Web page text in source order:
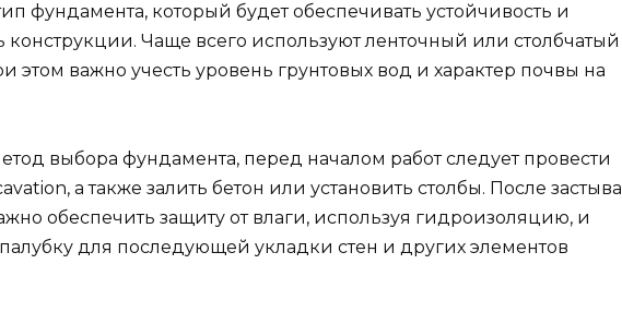
фундамента, который будет обеспечивать устойчивость и
конструкции. Чаще всего используют ленточный или столбчатый
этом важно учесть уровень грунтовых вод и характер почвы на
выбора фундамента, перед началом работ следует провести
а также залить бетон или установить столбы. После
обеспечить защиту от влаги, используя гидроизоляцию, и
для последующей укладки стен и других элементов